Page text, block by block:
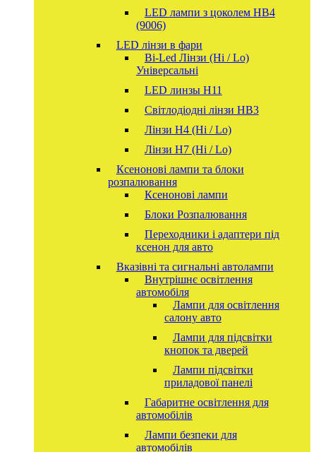
LED лампи з цоколем HB4
(9006)
LED лінзи в фари
Bi-Led Лінзи (Hi / Lo)
Універсальні
LED линзы H11
Світлодіодні лінзи HB3
Лінзи Н4 (Hi / Lo)
Лінзи Н7 (Hi / Lo)
Ксенонові лампи та блоки
розпалювання
Ксенонові лампи
Блоки Розпалювання
Переходники і адаптери під
ксенон для авто
Вказівні та сигнальні автолампи
Внутрішнє освітлення
автомобіля
Лампи для освітлення
салону авто
Лампи для підсвітки
кнопок та дверей
Лампи підсвітки
приладової панелі
Габаритне освітлення для
автомобілів
Лампи безпеки для
автомобілів